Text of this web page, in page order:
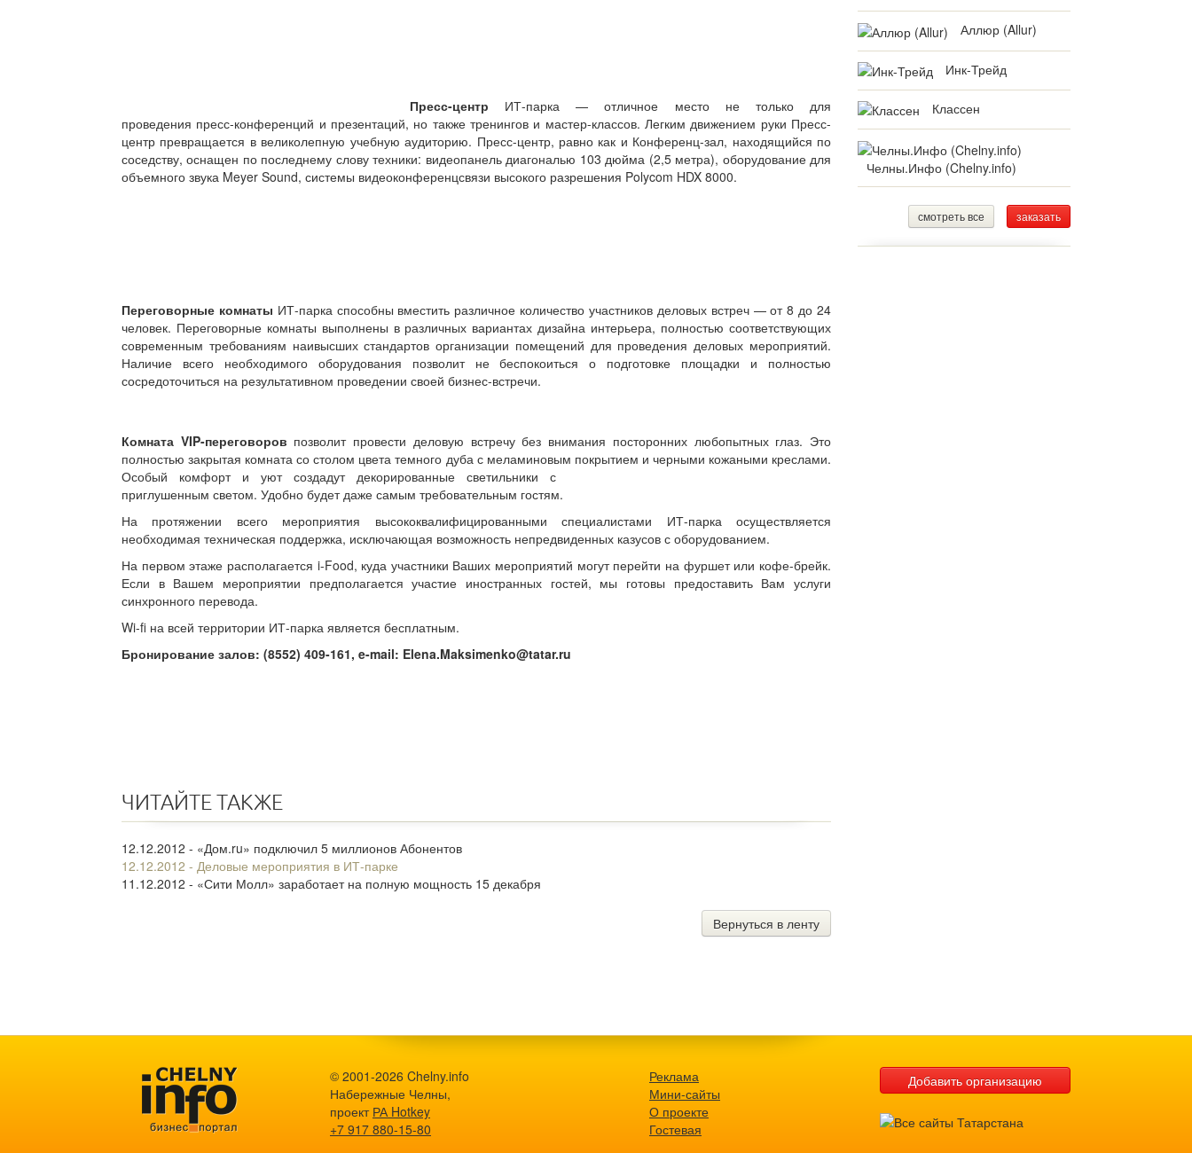
Пресс-центр ИТ-парка — отличное место не только для
проведения пресс-конференций и презентаций, но также тренингов и мастер-классов. Легким движением руки Пресс-
центр превращается в великолепную учебную аудиторию. Пресс-центр, равно как и Конференц-зал, находящийся по
соседству, оснащен по последнему слову техники: видеопанель диагональю 103 дюйма (2,5 метра), оборудование для
объемного звука Meyer Sound, системы видеоконференцсвязи высокого разрешения Polycom HDX 8000.
Переговорные комнаты ИТ-парка способны вместить различное количество участников деловых встреч — от 8 до 24
человек. Переговорные комнаты выполнены в различных вариантах дизайна интерьера, полностью соответствующих
современным требованиям наивысших стандартов организации помещений для проведения деловых мероприятий.
Наличие всего необходимого оборудования позволит не беспокоиться о подготовке площадки и полностью
сосредоточиться на результативном проведении своей бизнес-встречи.
Комната VIP-переговоров позволит провести деловую встречу без внимания посторонних любопытных глаз. Это
полностью закрытая комната со столом цвета темного дуба с меламиновым покрытием и черными кожаными креслами.
Особый комфорт и уют создадут декорированные светильники с
приглушенным светом. Удобно будет даже самым требовательным гостям.
На протяжении всего мероприятия высококвалифицированными специалистами ИТ-парка осуществляется
необходимая техническая поддержка, исключающая возможность непредвиденных казусов с оборудованием.
На первом этаже располагается i-Food, куда участники Ваших мероприятий могут перейти на фуршет или кофе-брейк.
Если в Вашем мероприятии предполагается участие иностранных гостей, мы готовы предоставить Вам услуги
синхронного перевода.
Wi-fi на всей территории ИТ-парка является бесплатным.
Бронирование залов: (8552) 409-161, e-mail: Elena.Maksimenko@tatar.ru
ЧИТАЙТЕ ТАКЖЕ
12.12.2012 - «Дом.ru» подключил 5 миллионов Абонентов
12.12.2012 - Деловые мероприятия в ИТ-парке
11.12.2012 - «Сити Молл» заработает на полную мощность 15 декабря
Вернуться в ленту
Аллюр (Allur)
Инк-Трейд
Классен
Челны.Инфо (Chelny.info)
смотреть все заказать
© 2001-2026 Chelny.info
Набережные Челны,
проект РА Hotkey
+7 917 880-15-80
Реклама
Мини-сайты
О проекте
Гостевая
Добавить организацию